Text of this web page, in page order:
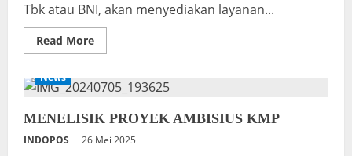
Tbk atau BNI, akan menyediakan layanan...
Read MoreRead
more
Dukung
Pelaksanaan
Jazz
Festival
2025
News
MENELISIK PROYEK AMBISIUS KMP
INDOPOS 26 Mei 2025